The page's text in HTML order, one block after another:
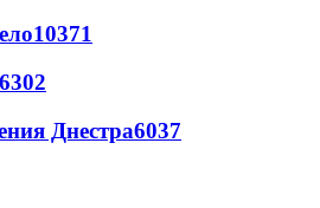
10371
6302
Днестра6037